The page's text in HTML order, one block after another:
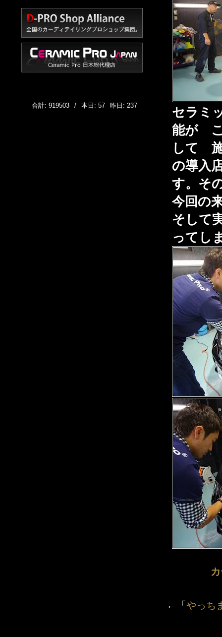
セラミ
能が こ
して
の導入
す。そ
今回の
そして
ってし
←「 やっち
合計: 919503 / 本日: 57 昨日: 237